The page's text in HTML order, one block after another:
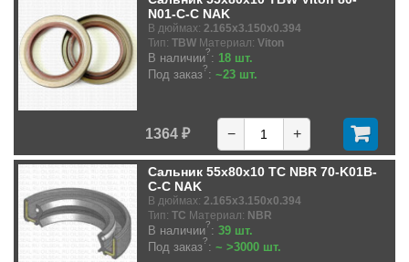
N01-C-C NAK
В дюймах: 2.165x3.150x0.394
Тип: TBW Материал: Viton
В наличии?: 18 шт.
Под заказ?: ~23 шт.
1364 ₽ − +
Сальник 55x80x10 TC NBR 70-K01B-
C-C NAK
В дюймах: 2.165x3.150x0.394
Тип: TC Материал: NBR
В наличии?: 39 шт.
Под заказ?: ~ >3000 шт.